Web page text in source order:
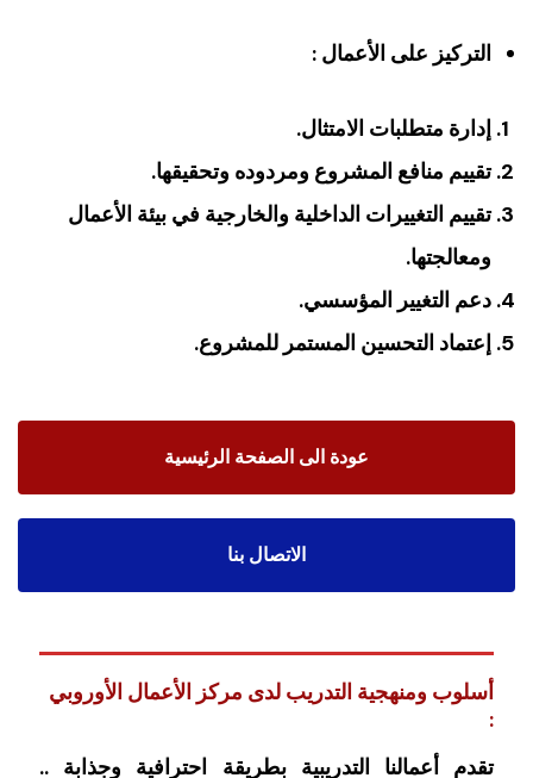
التركيز على الأعمال :
إدارة متطلبات الامتثال.
تقييم منافع المشروع ومردوده وتحقيقها.
تقييم التغييرات الداخلية والخارجية في بيئة الأعمال
ومعالجتها.
دعم التغيير المؤسسي.
إعتماد التحسين المستمر للمشروع.
عودة الى الصفحة الرئيسية
الاتصال بنا
أسلوب ومنهجية التدريب لدى مركز الأعمال الأوروبي
:
تقدم أعمالنا التدريبية بطريقة احترافية وجذابة ..